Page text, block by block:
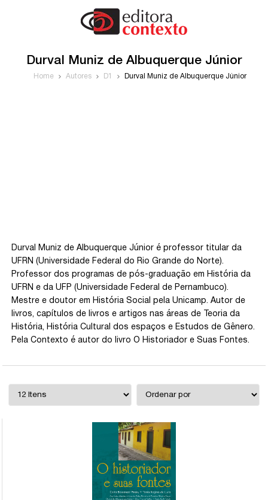
Durval Muniz de Albuquerque Júnior
Home Autores D1 Durval Muniz de Albuquerque Júnior
Durval Muniz de Albuquerque Júnior é professor titular da
UFRN (Universidade Federal do Rio Grande do Norte).
Professor dos programas de pós-graduação em História da
UFRN e da UFP (Universidade Federal de Pernambuco).
Mestre e doutor em História Social pela Unicamp. Autor de
livros, capítulos de livros e artigos nas áreas de Teoria da
História, História Cultural dos espaços e Estudos de Gênero.
Pela Contexto é autor do livro O Historiador e Suas Fontes.